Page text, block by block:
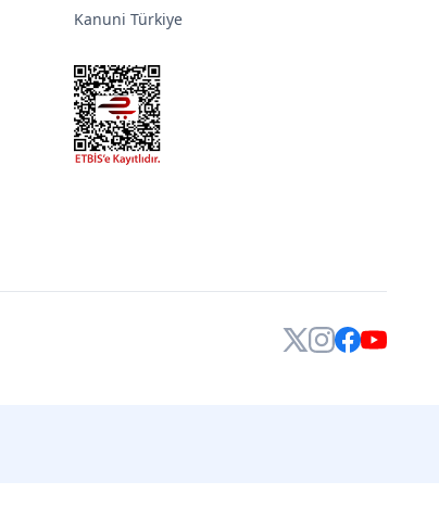
Kanuni Türkiye